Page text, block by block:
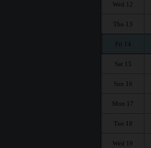
Wed 12
Thu 13
Fri 14
Sat 15
Sun 16
Mon 17
Tue 18
Wed 19